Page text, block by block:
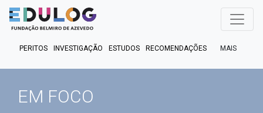
PERITOS INVESTIGAÇÃO ESTUDOS RECOMENDAÇÕES
PUBLICAÇÕES EM FOCO EM DEBATE FACT CHECK
MAIS
EM FOCO